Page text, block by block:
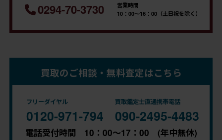
0294-70-3730
営業時間
10：00～16：00（土日祝を除く）
買取のご相談・無料査定はこちら
フリーダイヤル
0120-971-794
買取鑑定士直通携帯電話
090-2495-4483
電話受付時間 10：00～17：00 (年中無休)